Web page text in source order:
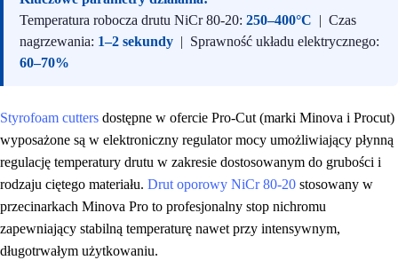
Temperatura robocza drutu NiCr 80-20: 250–400°C | Czas
nagrzewania: 1–2 sekundy | Sprawność układu elektrycznego:
60–70%
Styrofoam cutters dostępne w ofercie Pro-Cut (marki Minova i Procut)
wyposażone są w elektroniczny regulator mocy umożliwiający płynną
regulację temperatury drutu w zakresie dostosowanym do grubości i
rodzaju ciętego materiału. Drut oporowy NiCr 80-20 stosowany w
przecinarkach Minova Pro to profesjonalny stop nichromu
zapewniający stabilną temperaturę nawet przy intensywnym,
długotrwałym użytkowaniu.